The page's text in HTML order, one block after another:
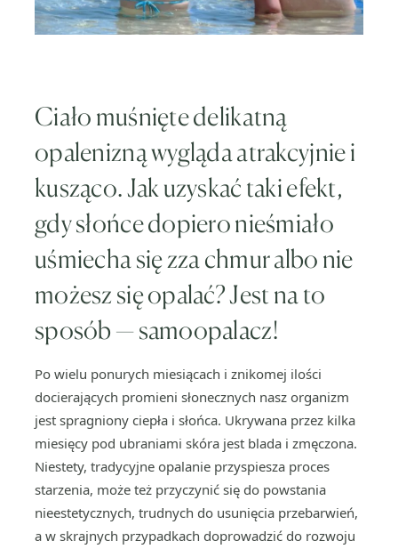
Ciało muśnięte delikatną
opalenizną wygląda atrakcyjnie i
kusząco. Jak uzyskać taki efekt,
gdy słońce dopiero nieśmiało
uśmiecha się zza chmur albo nie
możesz się opalać? Jest na to
sposób — samoopalacz!
Po wielu ponurych miesiącach i znikomej ilości
docierających promieni słonecznych nasz organizm
jest spragniony ciepła i słońca. Ukrywana przez kilka
miesięcy pod ubraniami skóra jest blada i zmęczona.
Niestety, tradycyjne opalanie przyspiesza proces
starzenia, może też przyczynić się do powstania
nieestetycznych, trudnych do usunięcia przebarwień,
a w skrajnych przypadkach doprowadzić do rozwoju